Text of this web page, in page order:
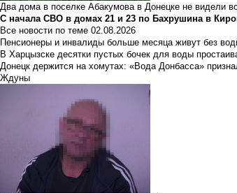
Два дома в поселке Абакумова в Донецке не видели
С начала СВО в домах 21 и 23 по Бахрушина в
Все новости по теме 02.08.2026
Пенсионеры и инвалиды больше месяца живут без
В Харцызске десятки пустых бочек для воды
Донецк держится на хомутах: «Вода Донбасса»
Ждуны